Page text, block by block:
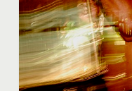
del
Mundo,
9
de
agosto